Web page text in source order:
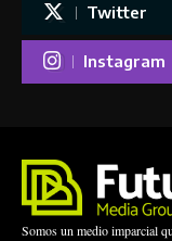
Twitter
Instagram
Somos un medio imparcial